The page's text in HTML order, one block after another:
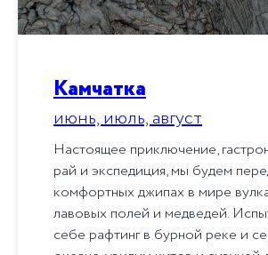
Камчатка
июнь, июль, август
Настоящее приключение,
рай и экспедиция, мы будем
комфортных джипах в мире
лавовых полей и медведей.
себе рафтинг в бурной реке и